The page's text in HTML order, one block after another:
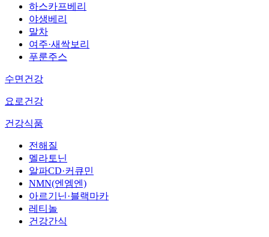
하스카프베리
야생베리
말차
여주·새싹보리
푸룬주스
수면건강
요로건강
건강식품
전해질
멜라토닌
알파CD·커큐민
NMN(엔엠엔)
아르기닌·블랙마카
레티놀
건강간식